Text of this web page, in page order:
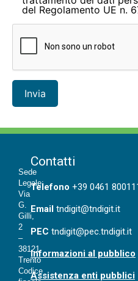
del Regolamento UE n.
Sede
Legale:
Via
G.
Gilli,
2
–
38121
Trento
Codice
Telefono +39 0461
Email tndigit@tndigit.it
PEC tndigit@pec.tndigit.it
Informazioni al pubblico
Assistenza enti pubblici
Contatti